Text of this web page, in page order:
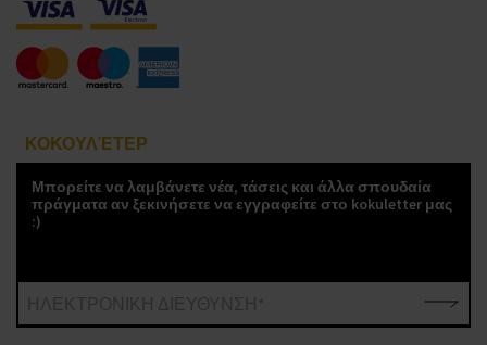
ΚΟΚΟΥΛΈΤΕΡ
Μπορείτε να λαμβάνετε νέα, τάσεις και άλλα σπουδαία
πράγματα αν ξεκινήσετε να εγγραφείτε στο kokuletter μας
:)